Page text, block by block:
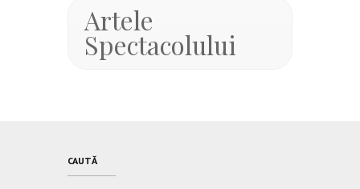
Artele
Spectacolului
CAUTĂ